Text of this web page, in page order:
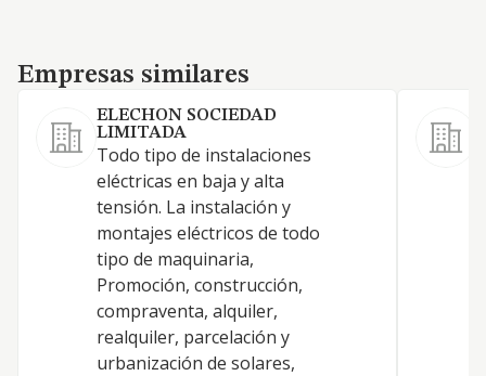
Empresas similares
Empresas similares
ELECHON SOCIEDAD
LIMITADA
Todo tipo de instalaciones
eléctricas en baja y alta
tensión. La instalación y
montajes eléctricos de todo
tipo de maquinaria,
Promoción, construcción,
compraventa, alquiler,
realquiler, parcelación y
urbanización de solares,